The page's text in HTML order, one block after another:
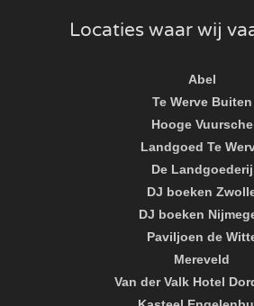
Locaties waar wij
Abel
Te Werve Buiten
Hooge Vuursche
Landgoed Te
De Landgoederij
DJ boeken
DJ boeken
Paviljoen de
Mereveld
Van der Valk Hotel